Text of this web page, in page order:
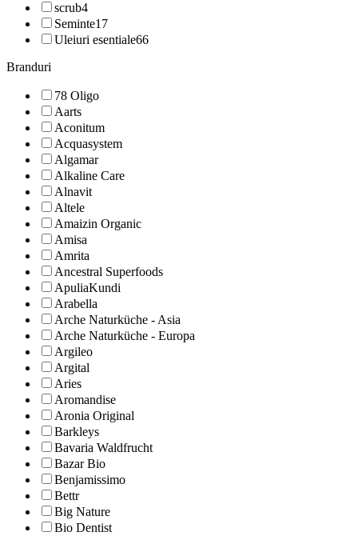
scrub4
Seminte17
Uleiuri esentiale66
Branduri
78 Oligo
Aarts
Aconitum
Acquasystem
Algamar
Alkaline Care
Alnavit
Altele
Amaizin Organic
Amisa
Amrita
Ancestral Superfoods
ApuliaKundi
Arabella
Arche Naturküche - Asia
Arche Naturküche - Europa
Argileo
Argital
Aries
Aromandise
Aronia Original
Barkleys
Bavaria Waldfrucht
Bazar Bio
Benjamissimo
Bettr
Big Nature
Bio Dentist